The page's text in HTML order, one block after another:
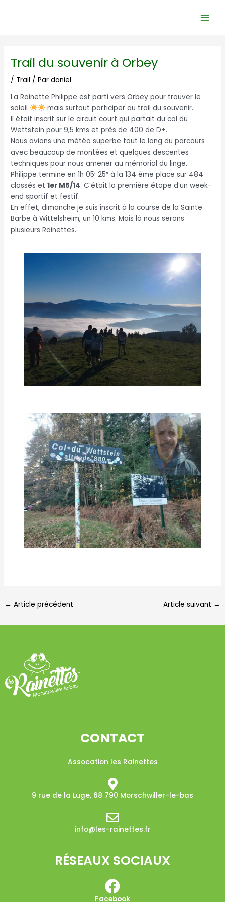
Trail du souvenir à Orbey
/ Trail / Pardaniel
La Rainette Philippe est parti vers Orbey pour trouver le
soleil
mais surtout participer au trail du souvenir.
Il était inscrit sur le circuit court qui partait du col du
Wettstein pour 9,5 kms et près de 400 de D+.
Nous avions une météo superbe tout le long du parcours
avec beaucoup de montées et quelques descentes
techniques pour nous amener au mémorial du linge.
Philippe termine en 1h 05′ 25″ à la 134 ème place sur 484
classés et1er M5/14. C’était la première étape d’un week-
end sportif et festif.
En effet, dimanche je suis inscrit à la course de la Sainte
Barbe à Wittelsheim, un 10 kms. Mais là nous serons
plusieurs Rainettes.
← Article précédent Article suivant →
CONTACT
Assocation les Rainettes
9 rue de la Luge, 68 790 Morschwiller-le-bas​
info@les-rainettes.fr
RÉSEAUX SOCIAUX
Facebook